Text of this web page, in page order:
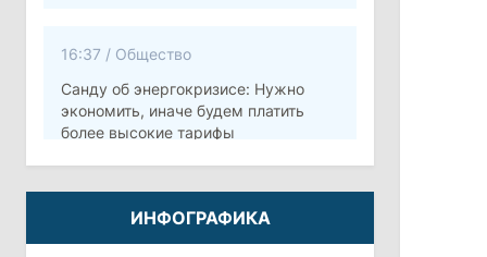
16:37 / Общество
Санду об энергокризисе: Нужно
экономить, иначе будем платить
более высокие тарифы
10:12/Безопасность
Молдова готовит программу по
укреплению обороны стоимостью
ИНФОГРАФИКА